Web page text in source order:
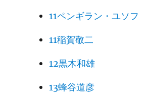
11ペンギラン・ユソフ
11稲賀敬二
12黒木和雄
13蜂谷道彦